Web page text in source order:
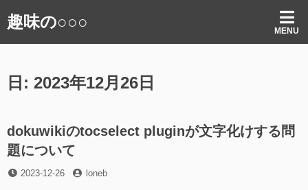
ン
ッ
プ
趣味の○○○ MENU
日: 2023年12月26日
dokuwikiのtocselect pluginが文字化けする問
題について
投
2023-12-26
投loneb